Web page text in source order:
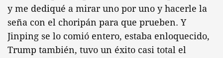
y me dediqué a mirar uno por uno y hacerle la
seña con el choripán para que prueben. Y
Jinping se lo comió entero, estaba enloquecido,
Trump también, tuvo un éxito casi total el